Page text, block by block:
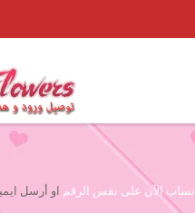
>Menus
الآن على نفس الرقم او أرسل